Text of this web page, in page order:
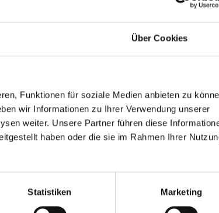
Über Cookies
Funktionen für soziale Medien anbieten zu
wir Informationen zu Ihrer Verwendung unserer
weiter. Unsere Partner führen diese
haben oder die sie im Rahmen Ihrer
Statistiken Marketing
Langhe Monferrato Roero